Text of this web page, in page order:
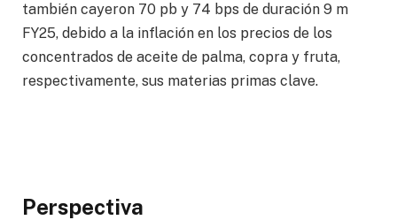
también cayeron 70 pb y 74 bps de duración 9 m
FY25, debido a la inflación en los precios de los
concentrados de aceite de palma, copra y fruta,
respectivamente, sus materias primas clave.
Perspectiva